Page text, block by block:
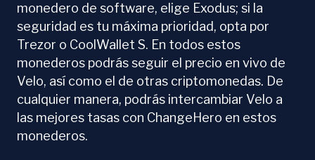
monedero de software, elige Exodus; si la
seguridad es tu máxima prioridad, opta por
Trezor o CoolWallet S. En todos estos
monederos podrás seguir el precio en vivo de
Velo, así como el de otras criptomonedas. De
cualquier manera, podrás intercambiar Velo a
las mejores tasas con ChangeHero en estos
monederos.